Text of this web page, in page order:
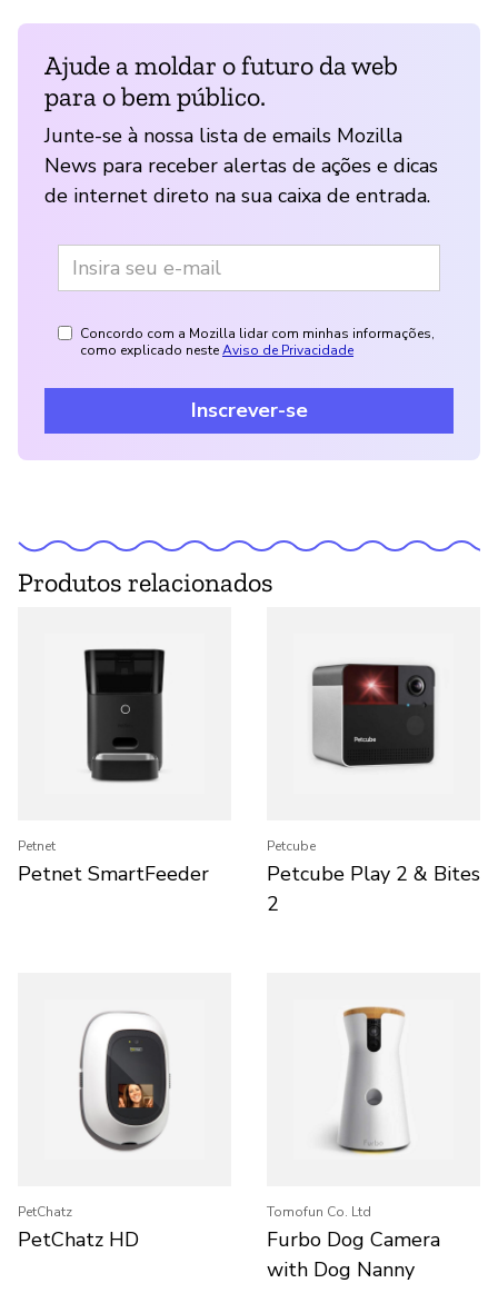
Ajude a moldar o futuro da web
para o bem público.
Junte-se à nossa lista de emails Mozilla
News para receber alertas de ações e dicas
de internet direto na sua caixa de entrada.
Concordo com a Mozilla lidar com minhas informações,
como explicado nesteAviso de Privacidade
Inscrever-se
Produtos relacionados
Petnet
Petnet SmartFeeder
Petcube
Petcube Play 2 & Bites
2
PetChatz
PetChatz HD
Tomofun Co. Ltd
Furbo Dog Camera
with Dog Nanny